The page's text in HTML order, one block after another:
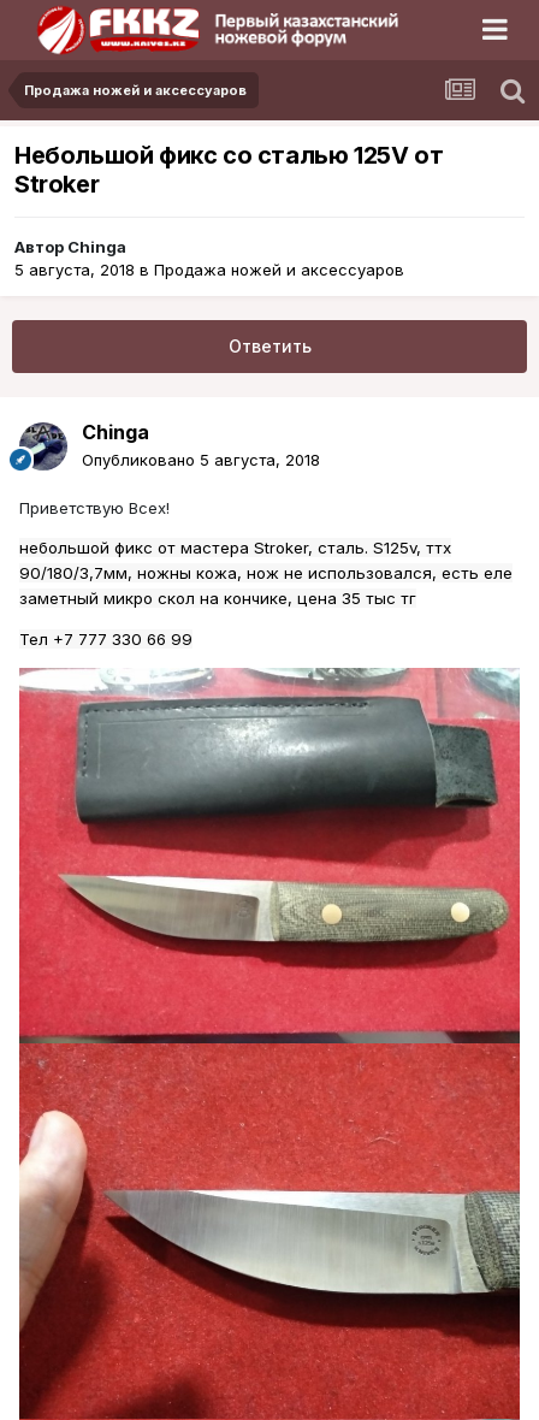
Продажа ножей и аксессуаров
Небольшой фикс со сталью 125V от
Stroker
Автор Chinga
5 августа, 2018 в Продажа ножей и аксессуаров
Ответить
Chinga
Опубликовано 5 августа, 2018
Приветствую Всех!
небольшой фикс от мастера Stroker, сталь. S125v, ттх
90/180/3,7мм, ножны кожа, нож не использовался, есть еле
заметный микро скол на кончике, цена 35 тыс тг
Тел +7 777 330 66 99